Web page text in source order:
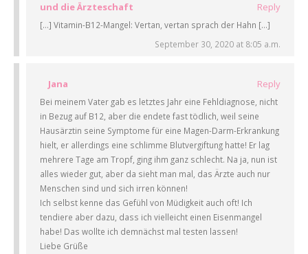
und die Ärzteschaft
Reply
[…] Vitamin-B12-Mangel: Vertan, vertan sprach der Hahn […]
September 30, 2020 at 8:05 a.m.
Jana Reply
Bei meinem Vater gab es letztes Jahr eine Fehldiagnose, nicht
in Bezug auf B12, aber die endete fast tödlich, weil seine
Hausärztin seine Symptome für eine Magen-Darm-Erkrankung
hielt, er allerdings eine schlimme Blutvergiftung hatte! Er lag
mehrere Tage am Tropf, ging ihm ganz schlecht. Na ja, nun ist
alles wieder gut, aber da sieht man mal, das Ärzte auch nur
Menschen sind und sich irren können!
Ich selbst kenne das Gefühl von Müdigkeit auch oft! Ich
tendiere aber dazu, dass ich vielleicht einen Eisenmangel
habe! Das wollte ich demnächst mal testen lassen!
Liebe Grüße